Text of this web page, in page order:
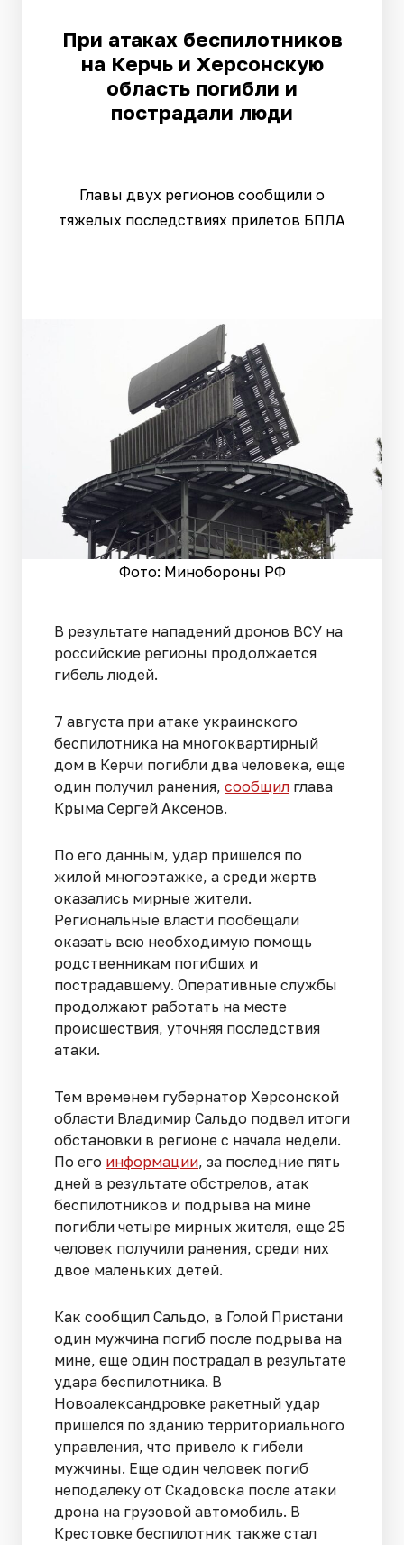
При атаках беспилотников
на Керчь и Херсонскую
область погибли и
пострадали люди
Главы двух регионов сообщили о
тяжелых последствиях прилетов БПЛА
Фото: Минобороны РФ
В результате нападений дронов ВСУ на
российские регионы продолжается
гибель людей.
7 августа при атаке украинского
беспилотника на многоквартирный
дом в Керчи погибли два человека, еще
один получил ранения, сообщил глава
Крыма Сергей Аксенов.
По его данным, удар пришелся по
жилой многоэтажке, а среди жертв
оказались мирные жители.
Региональные власти пообещали
оказать всю необходимую помощь
родственникам погибших и
пострадавшему. Оперативные службы
продолжают работать на месте
происшествия, уточняя последствия
атаки.
Тем временем губернатор Херсонской
области Владимир Сальдо подвел итоги
обстановки в регионе с начала недели.
По его информации, за последние пять
дней в результате обстрелов, атак
беспилотников и подрыва на мине
погибли четыре мирных жителя, еще 25
человек получили ранения, среди них
двое маленьких детей.
Как сообщил Сальдо, в Голой Пристани
один мужчина погиб после подрыва на
мине, еще один пострадал в результате
удара беспилотника. В
Новоалександровке ракетный удар
пришелся по зданию территориального
управления, что привело к гибели
мужчины. Еще один человек погиб
неподалеку от Скадовска после атаки
дрона на грузовой автомобиль. В
Крестовке беспилотник также стал